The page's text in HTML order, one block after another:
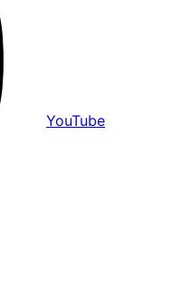
YouTube